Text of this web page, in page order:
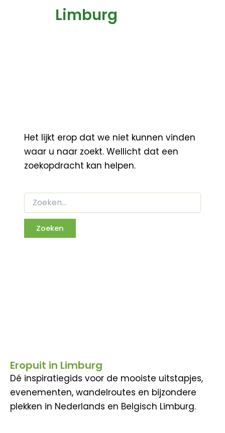
Limburg
Het lijkt erop dat we niet kunnen vinden
waar u naar zoekt. Wellicht dat een
zoekopdracht kan helpen.
Eropuit in Limburg
Dé inspiratiegids voor de mooiste uitstapjes,
evenementen, wandelroutes en bijzondere
plekken in Nederlands en Belgisch Limburg.